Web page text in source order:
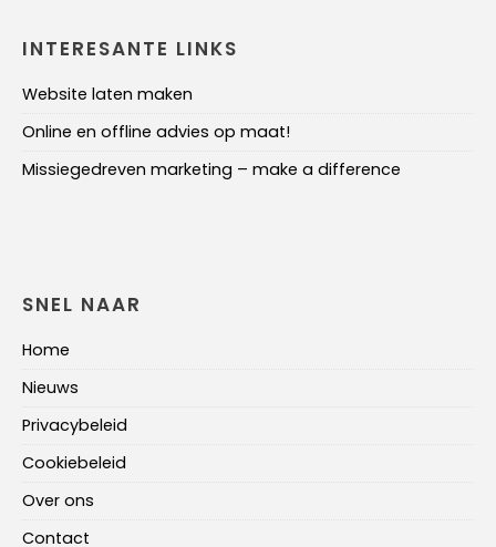
INTERESANTE LINKS
Website laten maken
Online en offline advies op maat!
Missiegedreven marketing – make a difference
SNEL NAAR
Home
Nieuws
Privacybeleid
Cookiebeleid
Over ons
Contact